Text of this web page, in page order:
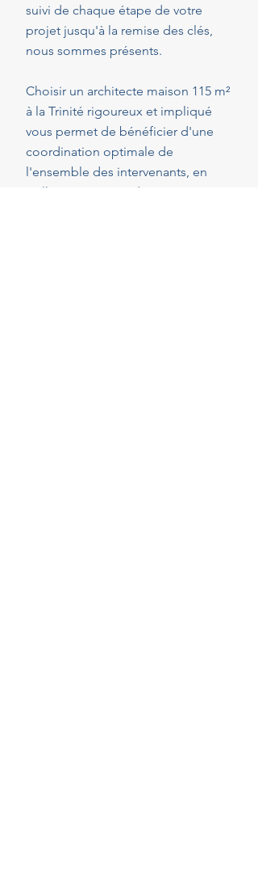
suivi de chaque étape de votre
projet jusqu'à la remise des clés,
nous sommes présents.
Choisir un architecte maison 115 m²
à la Trinité rigoureux et impliqué
vous permet de bénéficier d'une
coordination optimale de
l'ensemble des intervenants, en
veillant au respect de vos attentes,